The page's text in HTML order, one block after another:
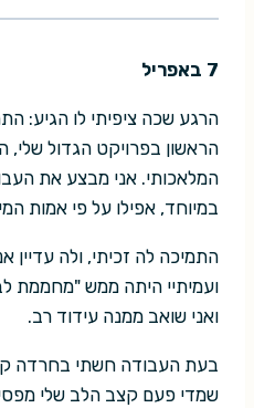
7 באפריל
הרגע שכה ציפיתי לו הגיע:
הראשון בפרויקט הגדול
המלאכותי. אני מבצע את
במיוחד, אפילו על פי אמות
התמיכה לה זכיתי, ולה עדיין
ועמיתיי היתה ממש "מחממת
ואני שואב ממנה עידוד רב.
בעת העבודה חשתי בחרדה
שמדי פעם קצב הלב שלי